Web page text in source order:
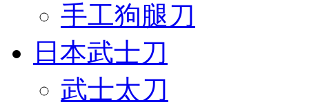
手工狗腿刀
日本武士刀
武士太刀